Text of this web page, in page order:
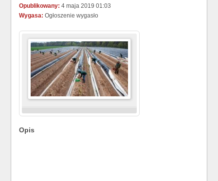
Opublikowany: 4 maja 2019 01:03
Wygasa: Ogłoszenie wygasło
Opis